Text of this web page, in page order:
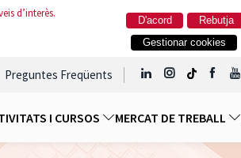
d’interès.
Rebutja
D'acord
Gestionar cookies
Preguntes Freqüents
I CURSOS MERCAT DE TREBALL